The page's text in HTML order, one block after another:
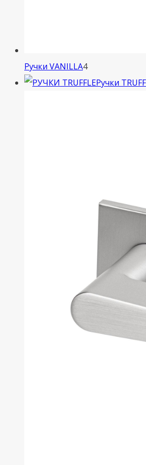
Ручки VANILLA44
товара
Ручки